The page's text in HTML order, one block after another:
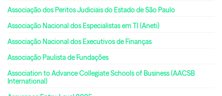
Associação dos Peritos Judiciais do Estado de São Paulo
Associação Nacional dos Especialistas em TI (Aneti)
Associação Nacional dos Executivos de Finanças
Associação Paulista de Fundações
Association to Advance Collegiate Schools of Business (AACSB
International)